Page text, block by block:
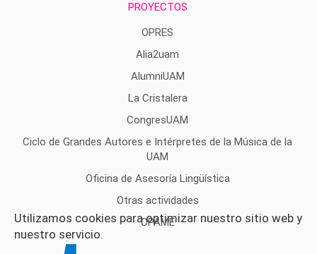
Utilizamos cookies para optimizar nuestro sitio web y
nuestro servicio.
PROYECTOS
OPRES
Alia2uam
AlumniUAM
La Cristalera
CongresUAM
Ciclo de Grandes Autores e Intérpretes de la Música de la
UAM
Oficina de Asesoría Lingüística
Otras actividades
OPAME